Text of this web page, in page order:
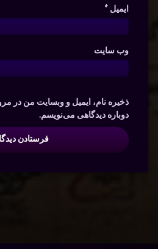
ایمیل *
وب‌ سایت
ذخیره نام، ایمیل و وبسایت من در
دوباره دیدگاهی می‌نویسم.